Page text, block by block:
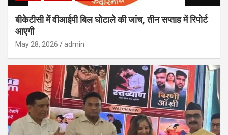
बीकेटीसी में वीआईपी बिल घोटाले की जांच, तीन सप्ताह में रिपोर्ट
आएगी
May 28, 2026 admin